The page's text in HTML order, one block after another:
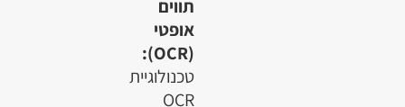
תווים
אופטי
(OCR):
טכנולוגיית
OCR